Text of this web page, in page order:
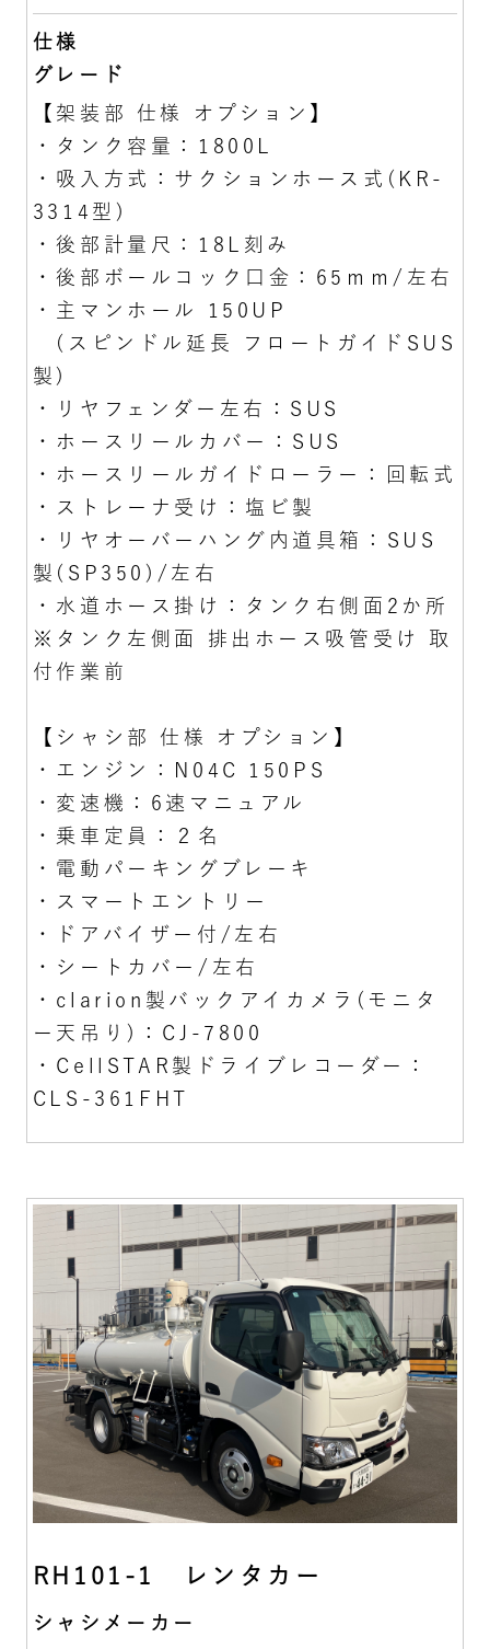
仕様
グレード
【架装部 仕様 オプション】
・タンク容量：1800L
・吸入方式：サクションホース式(KR-
3314型)
・後部計量尺：18L刻み
・後部ボールコック口金：65ｍｍ/左右
・主マンホール 150UP
(スピンドル延長 フロートガイドSUS
製)
・リヤフェンダー左右：SUS
・ホースリールカバー：SUS
・ホースリールガイドローラー：回転式
・ストレーナ受け：塩ビ製
・リヤオーバーハング内道具箱：SUS
製(SP350)/左右
・水道ホース掛け：タンク右側面2か所
※タンク左側面 排出ホース吸管受け 取
付作業前
【シャシ部 仕様 オプション】
・エンジン：N04C 150PS
・変速機：6速マニュアル
・乗車定員：２名
・電動パーキングブレーキ
・スマートエントリー
・ドアバイザー付/左右
・シートカバー/左右
・clarion製バックアイカメラ(モニタ
ー天吊り)：CJ-7800
・CellSTAR製ドライブレコーダー：
CLS-361FHT
RH101-1 レンタカー
シャシメーカー